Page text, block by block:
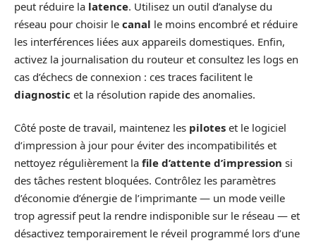
peut réduire la latence. Utilisez un outil d’analyse du
réseau pour choisir le canal le moins encombré et réduire
les interférences liées aux appareils domestiques. Enfin,
activez la journalisation du routeur et consultez les logs en
cas d’échecs de connexion : ces traces facilitent le
diagnostic et la résolution rapide des anomalies.
Côté poste de travail, maintenez les pilotes et le logiciel
d’impression à jour pour éviter des incompatibilités et
nettoyez régulièrement la file d’attente d’impression si
des tâches restent bloquées. Contrôlez les paramètres
d’économie d’énergie de l’imprimante — un mode veille
trop agressif peut la rendre indisponible sur le réseau — et
désactivez temporairement le réveil programmé lors d’une